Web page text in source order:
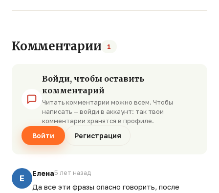
Комментарии 1
Войди, чтобы оставить
комментарий
Читать комментарии можно всем. Чтобы
написать — войди в аккаунт: так твои
комментарии хранятся в профиле.
Войти Регистрация
Е
Елена5 лет назад
Да все эти фразы опасно говорить, после